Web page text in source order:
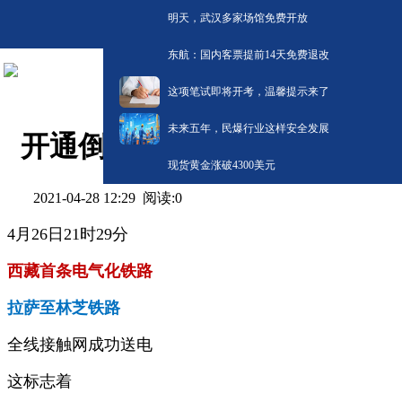
明天，武汉多家场馆免费开放
东航：国内客票提前14天免费退改
这项笔试即将开考，温馨提示来了
未来五年，民爆行业这样安全发展
现货黄金涨破4300美元
开通倒计时！复兴号要开进西
2021-04-28 12:29 阅读:0
4月26日21时29分
西藏首条电气化铁路
拉萨至林芝铁路
全线接触网成功送电
这标志着